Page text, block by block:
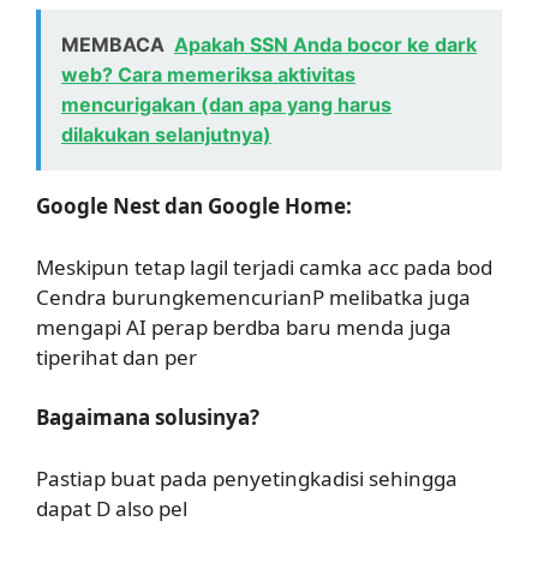
MEMBACA Apakah SSN Anda bocor ke dark
web? Cara memeriksa aktivitas
mencurigakan (dan apa yang harus
dilakukan selanjutnya)
Google Nest dan Google Home:
Meskipun tetap lagil terjadi camka acc pada bod
Cendra burungkemencurianP melibatka juga
mengapi AI perap berdba baru menda juga
tiperihat dan per
Bagaimana solusinya?
Pastiap buat pada penyetingkadisi sehingga
dapat D also pel